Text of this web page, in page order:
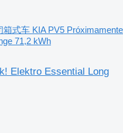
箱式车 KIA PV5 Próximamente
71,2 kWh
Elektro Essential Long